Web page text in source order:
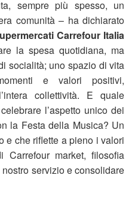
sempre più spesso, un
comunità – ha dichiarato
Carrefour Italia
la spesa quotidiana, ma
socialità; uno spazio di vita
e valori positivi,
collettività. E quale
l’aspetto unico dei
la Festa della Musica? Un
e che riflette a pieno i valori
market, filosofia
servizio e consolidare